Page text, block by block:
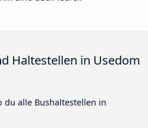
Haltestellen in Usedom
du alle Bushaltestellen in